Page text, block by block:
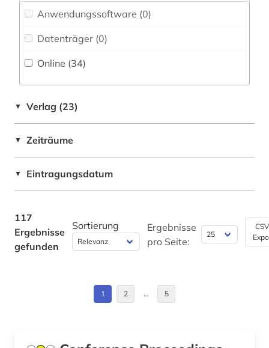
geochemie (1)
geophysik (1)
geschichte (8)
geschichte 1500-2003 (1)
geschichtswissenschaft (1)
gesteinskunde (1)
Schweiz (1)
Slowakei (1)
Anwendungssoftware (0)
Datenträger (0)
Online (34)
▼ Verlag (23)
▼ Zeiträume
▼ Eintragungsdatum
117
Ergebnisse
gefunden
Sortierung
Ergebnisse
pro Seite:
1 2 … 5